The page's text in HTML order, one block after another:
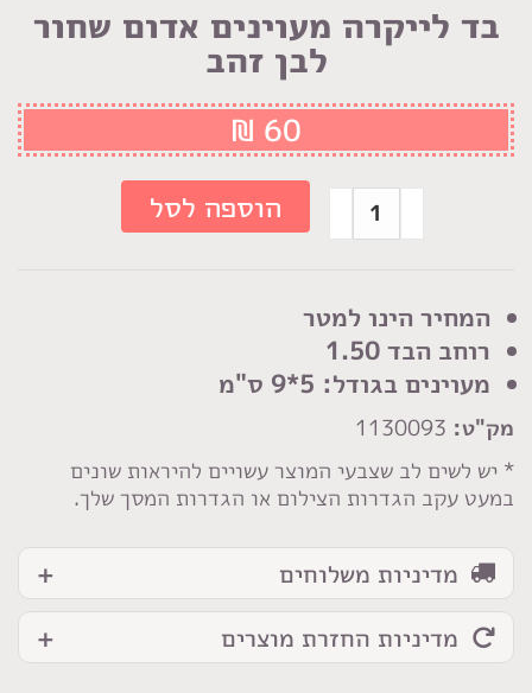
בד לייקרה מעוינים אדום שחור
לבן זהב
המחיר הינו למטר
רוחב הבד 1.50
מעוינים בגודל: 5*9 ס"מ
מק"ט:
* יש לשים לב שצבעי המוצר עשויים להיראות שונים
במעט עקב הגדרות הצילום או הגדרות המסך שלך.
₪ 60
כמות
של
מעוינים
אדום
שחור
לבן
זהב
הוספה לסל
מדיניות משלוחים
מדיניות החזרת מוצרים